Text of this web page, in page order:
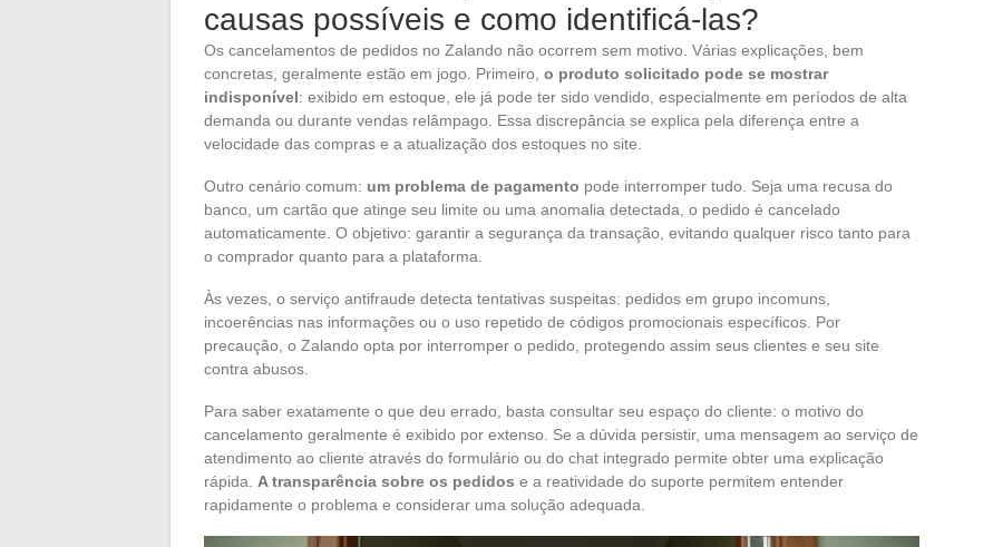
causas possíveis e como identificá-las?
Os cancelamentos de pedidos no Zalando não ocorrem sem motivo. Várias explicações, bem
concretas, geralmente estão em jogo. Primeiro, o produto solicitado pode se mostrar
indisponível: exibido em estoque, ele já pode ter sido vendido, especialmente em períodos de alta
demanda ou durante vendas relâmpago. Essa discrepância se explica pela diferença entre a
velocidade das compras e a atualização dos estoques no site.
Outro cenário comum: um problema de pagamento pode interromper tudo. Seja uma recusa do
banco, um cartão que atinge seu limite ou uma anomalia detectada, o pedido é cancelado
automaticamente. O objetivo: garantir a segurança da transação, evitando qualquer risco tanto para
o comprador quanto para a plataforma.
Às vezes, o serviço antifraude detecta tentativas suspeitas: pedidos em grupo incomuns,
incoerências nas informações ou o uso repetido de códigos promocionais específicos. Por
precaução, o Zalando opta por interromper o pedido, protegendo assim seus clientes e seu site
contra abusos.
Para saber exatamente o que deu errado, basta consultar seu espaço do cliente: o motivo do
cancelamento geralmente é exibido por extenso. Se a dúvida persistir, uma mensagem ao serviço de
atendimento ao cliente através do formulário ou do chat integrado permite obter uma explicação
rápida. A transparência sobre os pedidos e a reatividade do suporte permitem entender
rapidamente o problema e considerar uma solução adequada.